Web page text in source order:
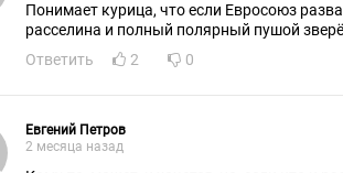
Понимает курица, что если Евросоюз
расселина и полный полярный пушой
Ответить
2 0
Евгений Петров
2 месяца назад